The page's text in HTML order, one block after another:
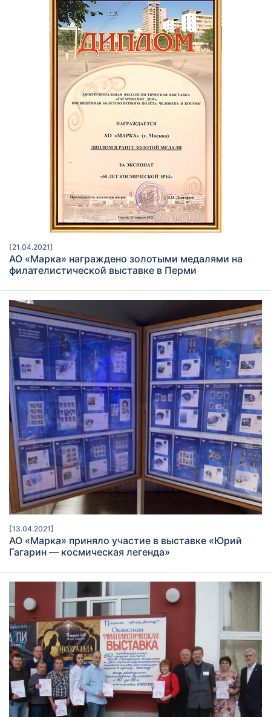
[21.04.2021]
АО «Марка» награждено золотыми медалями на
филателистической выставке в Перми
[13.04.2021]
АО «Марка» приняло участие в выставке «Юрий
Гагарин — космическая легенда»